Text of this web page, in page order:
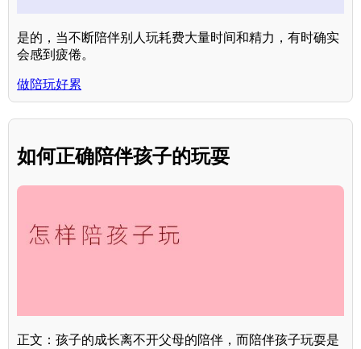
是的，当不断陪伴别人玩耗费大量时间和精力，有时确实
会感到疲倦。
做陪玩好累
如何正确陪伴孩子的玩耍
正文：孩子的成长离不开父母的陪伴，而陪伴孩子玩耍是